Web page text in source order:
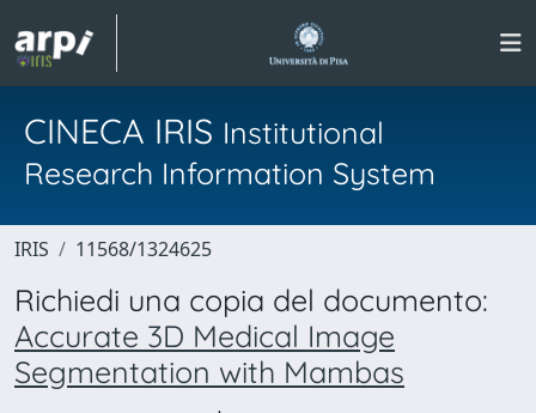
CINECA IRIS Institutional
Research Information System
IRIS 11568/1324625
Richiedi una copia del documento:
Accurate 3D Medical Image
Segmentation with Mambas